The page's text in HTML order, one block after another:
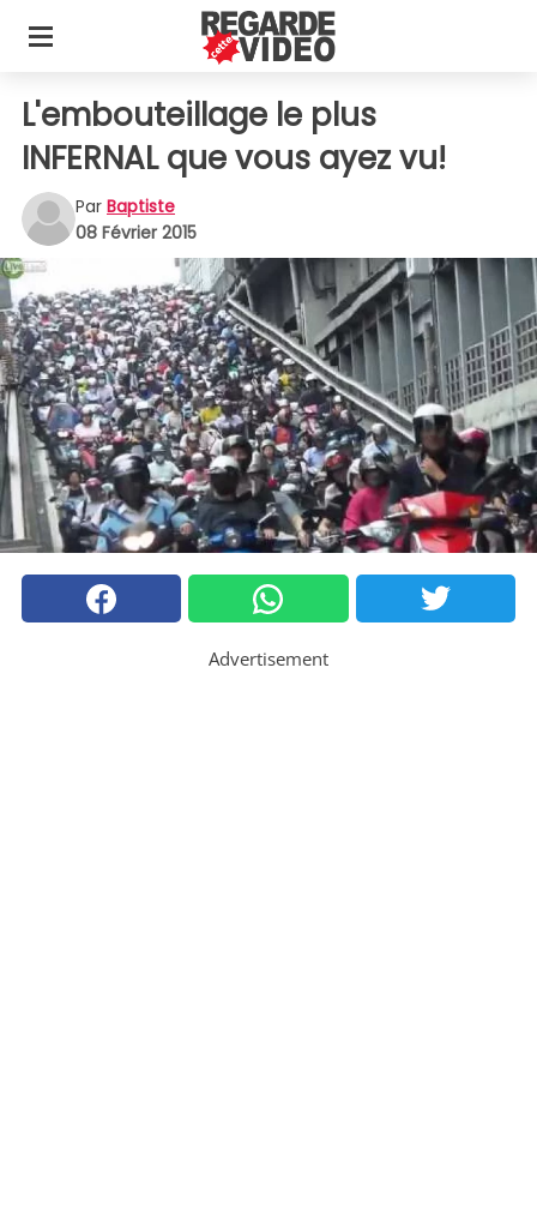
L'embouteillage le plus
INFERNAL que vous ayez vu!
Par Baptiste
08 Février 2015
Advertisement